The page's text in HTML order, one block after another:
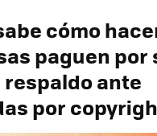
cómo
paguen por
ante
por